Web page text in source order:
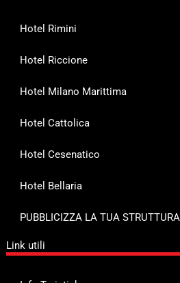
Hotel Rimini
Hotel Riccione
Hotel Milano Marittima
Hotel Cattolica
Hotel Cesenatico
Hotel Bellaria
PUBBLICIZZA LA TUA STRUTTURA
Link utili